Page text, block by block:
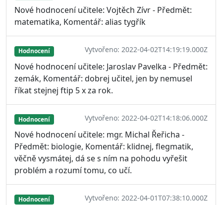
Nové hodnocení učitele: Vojtěch Zívr - Předmět:
matematika, Komentář: alias tygřík
Hodnocení Vytvořeno: 2022-04-02T14:19:19.000Z
Nové hodnocení učitele: Jaroslav Pavelka - Předmět:
zemák, Komentář: dobrej učitel, jen by nemusel
říkat stejnej ftip 5 x za rok.
Hodnocení Vytvořeno: 2022-04-02T14:18:06.000Z
Nové hodnocení učitele: mgr. Michal Řeřicha -
Předmět: biologie, Komentář: klidnej, flegmatik,
věčně vysmátej, dá se s ním na pohodu vyřešit
problém a rozumí tomu, co učí.
Hodnocení Vytvořeno: 2022-04-01T07:38:10.000Z